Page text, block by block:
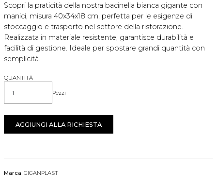
Scopri la praticità della nostra bacinella bianca gigante con
manici, misura 40x34x18 cm, perfetta per le esigenze di
stoccaggio e trasporto nel settore della ristorazione.
Realizzata in materiale resistente, garantisce durabilità e
facilità di gestione. Ideale per spostare grandi quantità con
semplicità.
QUANTITÀ
Quantità Pezzi
AGGIUNGI ALLA RICHIESTA
Marca: GIGANPLAST